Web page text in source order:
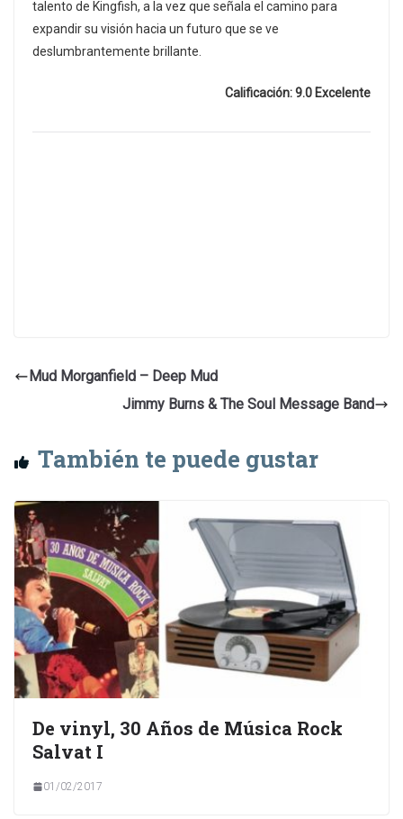
talento de Kingfish, a la vez que señala el camino para
expandir su visión hacia un futuro que se ve
deslumbrantemente brillante.
Calificación: 9.0 Excelente
Mud Morganfield – Deep Mud
Jimmy Burns & The Soul Message Band
También te puede gustar
De vinyl, 30 Años de Música Rock
Salvat I
01/02/2017